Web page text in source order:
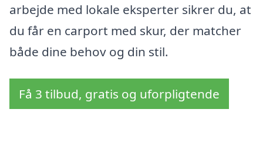
arbejde med lokale eksperter sikrer du, at
du får en carport med skur, der matcher
både dine behov og din stil.
Få 3 tilbud, gratis og uforpligtende